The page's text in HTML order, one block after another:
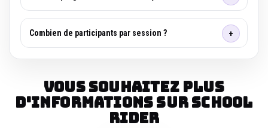
Combien de participants par session ?
Vous souhaitez plus
d'informations sur SCHOOL
RIDER